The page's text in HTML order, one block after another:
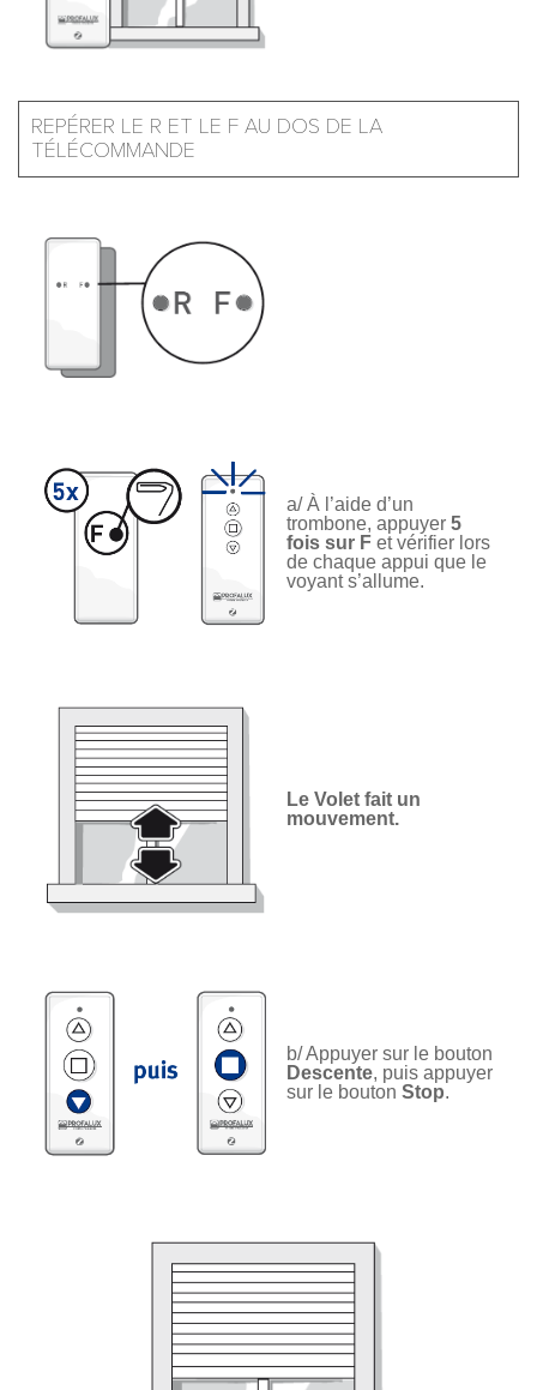
REPÉRER LE R ET LE F AU DOS DE LA
TÉLÉCOMMANDE
a/ À l’aide d’un
trombone, appuyer 5
fois sur F et vérifier lors
de chaque appui que le
voyant s’allume.
Le Volet fait un
mouvement.
b/ Appuyer sur le bouton
Descente, puis appuyer
sur le bouton Stop.